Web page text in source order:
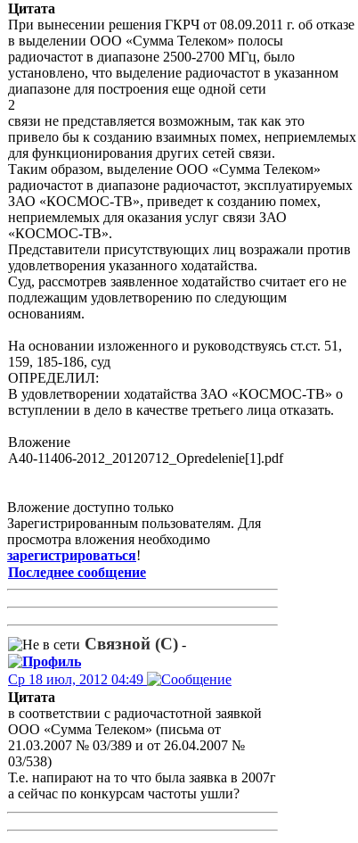
Цитата
При вынесении решения ГКРЧ от 08.09.2011 г. об отказе
в выделении ООО «Сумма Телеком» полосы
радиочастот в диапазоне 2500-2700 МГц, было
установлено, что выделение радиочастот в указанном
диапазоне для построения еще одной сети
2
связи не представляется возможным, так как это
привело бы к созданию взаимных помех, неприемлемых
для функционирования других сетей связи.
Таким образом, выделение ООО «Сумма Телеком»
радиочастот в диапазоне радиочастот, эксплуатируемых
ЗАО «КОСМОС-ТВ», приведет к созданию помех,
неприемлемых для оказания услуг связи ЗАО
«КОСМОС-ТВ».
Представители присутствующих лиц возражали против
удовлетворения указанного ходатайства.
Суд, рассмотрев заявленное ходатайство считает его не
подлежащим удовлетворению по следующим
основаниям.
На основании изложенного и руководствуясь ст.ст. 51,
159, 185-186, суд
ОПРЕДЕЛИЛ:
В удовлетворении ходатайства ЗАО «КОСМОС-ТВ» о
вступлении в дело в качестве третьего лица отказать.
Вложение
A40-11406-2012_20120712_Opredelenie[1].pdf
Вложение доступно только
Зарегистрированным пользователям. Для
просмотра вложения необходимо
зарегистрироваться!
Последнее сообщение
Связной (С) -
Ср 18 июл, 2012 04:49
Цитата
в соответствии с радиочастотной заявкой
ООО «Сумма Телеком» (письма от
21.03.2007 № 03/389 и от 26.04.2007 №
03/538)
Т.е. напирают на то что была заявка в 2007г
а сейчас по конкурсам частоты ушли?